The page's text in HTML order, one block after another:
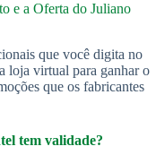
e a Oferta do Juliano
que você digita no
loja virtual para ganhar o
que os fabricantes
tem validade?